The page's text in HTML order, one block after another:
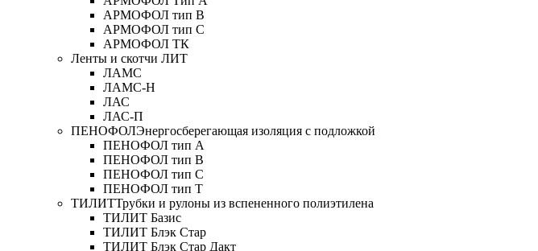
АРМОФОЛ тип В
АРМОФОЛ тип C
АРМОФОЛ ТК
Ленты и скотчи ЛИТ
ЛАМС
ЛАМС-Н
ЛАС
ЛАС-П
ПЕНОФОЛЭнергосберегающая изоляция с подложкой
ПЕНОФОЛ тип А
ПЕНОФОЛ тип B
ПЕНОФОЛ тип C
ПЕНОФОЛ тип T
ТИЛИТТрубки и рулоны из вспененного полиэтилена
ТИЛИТ Базис
ТИЛИТ Блэк Стар
ТИЛИТ Блэк Стар Дакт